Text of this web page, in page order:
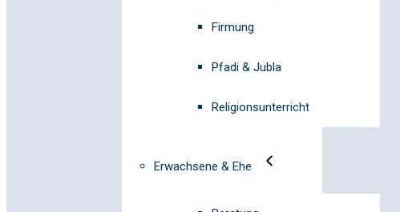
Firmung
Pfadi & Jubla
Religionsunterricht
Erwachsene & Ehe